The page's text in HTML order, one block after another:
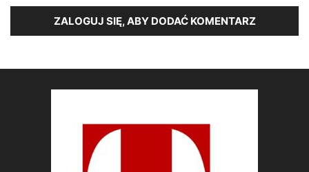
ZALOGUJ SIĘ, ABY DODAĆ KOMENTARZ